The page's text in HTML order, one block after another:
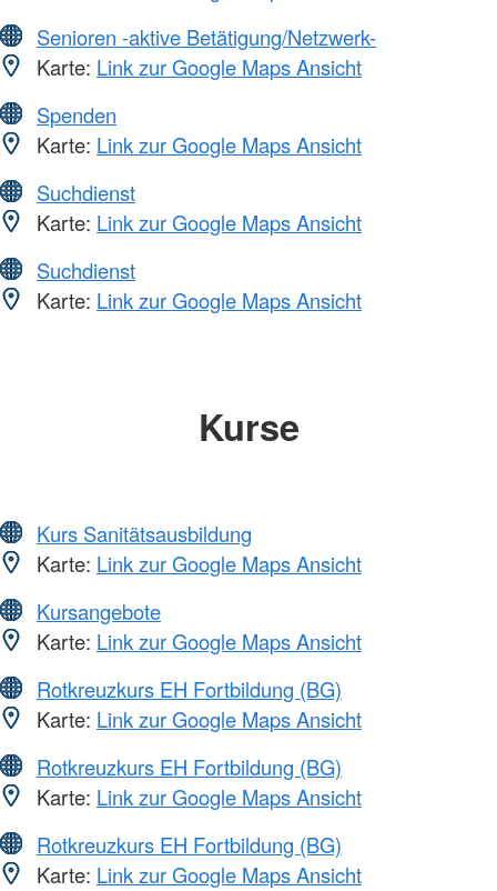
Senioren -aktive Betätigung/Netzwerk-
Karte: Link zur Google Maps Ansicht
Spenden
Karte: Link zur Google Maps Ansicht
Suchdienst
Karte: Link zur Google Maps Ansicht
Suchdienst
Karte: Link zur Google Maps Ansicht
Kurse
Kurs Sanitätsausbildung
Karte: Link zur Google Maps Ansicht
Kursangebote
Karte: Link zur Google Maps Ansicht
Rotkreuzkurs EH Fortbildung (BG)
Karte: Link zur Google Maps Ansicht
Rotkreuzkurs EH Fortbildung (BG)
Karte: Link zur Google Maps Ansicht
Rotkreuzkurs EH Fortbildung (BG)
Karte: Link zur Google Maps Ansicht